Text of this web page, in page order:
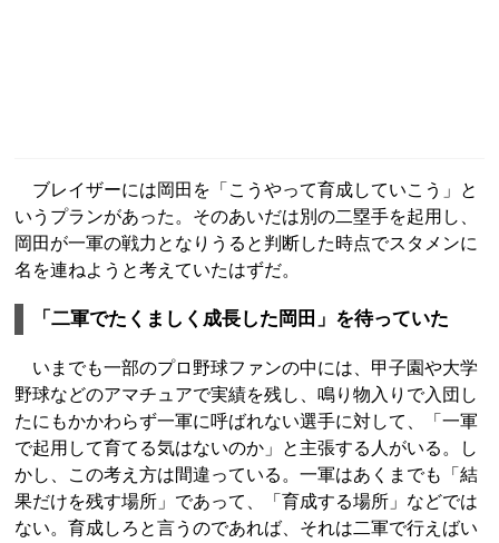
ブレイザーには岡田を「こうやって育成していこう」と
いうプランがあった。そのあいだは別の二塁手を起用し、
岡田が一軍の戦力となりうると判断した時点でスタメンに
名を連ねようと考えていたはずだ。
「二軍でたくましく成長した岡田」を待っていた
いまでも一部のプロ野球ファンの中には、甲子園や大学
野球などのアマチュアで実績を残し、鳴り物入りで入団し
たにもかかわらず一軍に呼ばれない選手に対して、「一軍
で起用して育てる気はないのか」と主張する人がいる。し
かし、この考え方は間違っている。一軍はあくまでも「結
果だけを残す場所」であって、「育成する場所」などでは
ない。育成しろと言うのであれば、それは二軍で行えばい